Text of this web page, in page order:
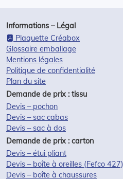
Informations – Légal
Plaquette Créabox
Glossaire emballage
Mentions légales
Politique de confidentialité
Plan du site
Demande de prix : tissu
Devis – pochon
Devis – sac cabas
Devis – sac à dos
Demande de prix : carton
Devis – étui pliant
Devis – boîte à oreilles (Fefco 427)
Devis – boîte à chaussures